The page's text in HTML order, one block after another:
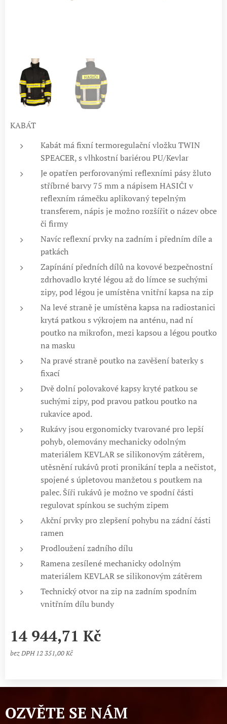
KABÁT
Kabát má fixní termoregulační vložku TWIN
SPEACER, s vlhkostní bariérou PU/Kevlar
Je opatřen perforovanými reflexními pásy žluto
stříbrné barvy 75 mm a nápisem HASIČI v
reflexním rámečku aplikovaný tepelným
transferem, nápis je možno rozšířit o název obce
či firmy
Navíc reflexní prvky na zadním i předním díle a
patkách
Zapínání předních dílů na kovové bezpečnostní
zdrhovadlo kryté légou až do límce se suchými
zipy, pod légou je umístěna vnitřní kapsa na zip
Na levé straně je umístěna kapsa na radiostanici
krytá patkou s výkrojem na anténu, nad ní
poutko na mikrofon, mezi kapsou a légou poutko
na masku
Na pravé straně poutko na zavěšení baterky s
fixací
Dvě dolní polovakové kapsy kryté patkou se
suchými zipy, pod pravou patkou poutko na
rukavice apod.
Rukávy jsou ergonomicky tvarované pro lepší
pohyb, olemovány mechanicky odolným
materiálem KEVLAR se silikonovým zátěrem,
utěsnění rukávů proti pronikání tepla a nečistot,
spojené s úpletovou manžetou s poutkem na
palec. Šíři rukávů je možno ve spodní části
regulovat spínkou se suchým zipem
Akční prvky pro zlepšení pohybu na zádní části
ramen
Prodloužení zadního dílu
Ramena zesílené mechanicky odolným
materiálem KEVLAR se silikonovým zátěrem
Technický otvor na zip na zadním spodním
vnitřním dílu bundy
14 944,71 Kč
bez DPH 12 351,00 Kč
OZVĚTE SE NÁM